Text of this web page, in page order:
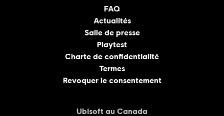
FAQ
Actualités
Salle de presse
Playtest
Charte de confidentialité
Termes
Revoquer le consentement
Ubisoft au Canada